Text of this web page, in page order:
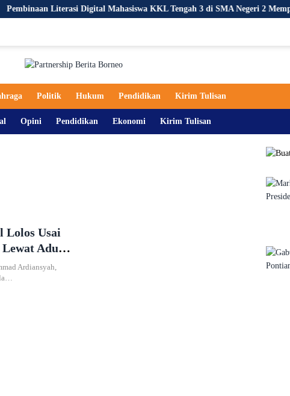
Literasi Digital Mahasiswa KKL Tengah 3 di SMA Negeri 2 Mempawah Hilir
Politik Hukum Pendidikan Kirim Tulisan
Opini Pendidikan Ekonomi Kirim Tulisan
Lolos Usai
Adu
Ardiansyah,